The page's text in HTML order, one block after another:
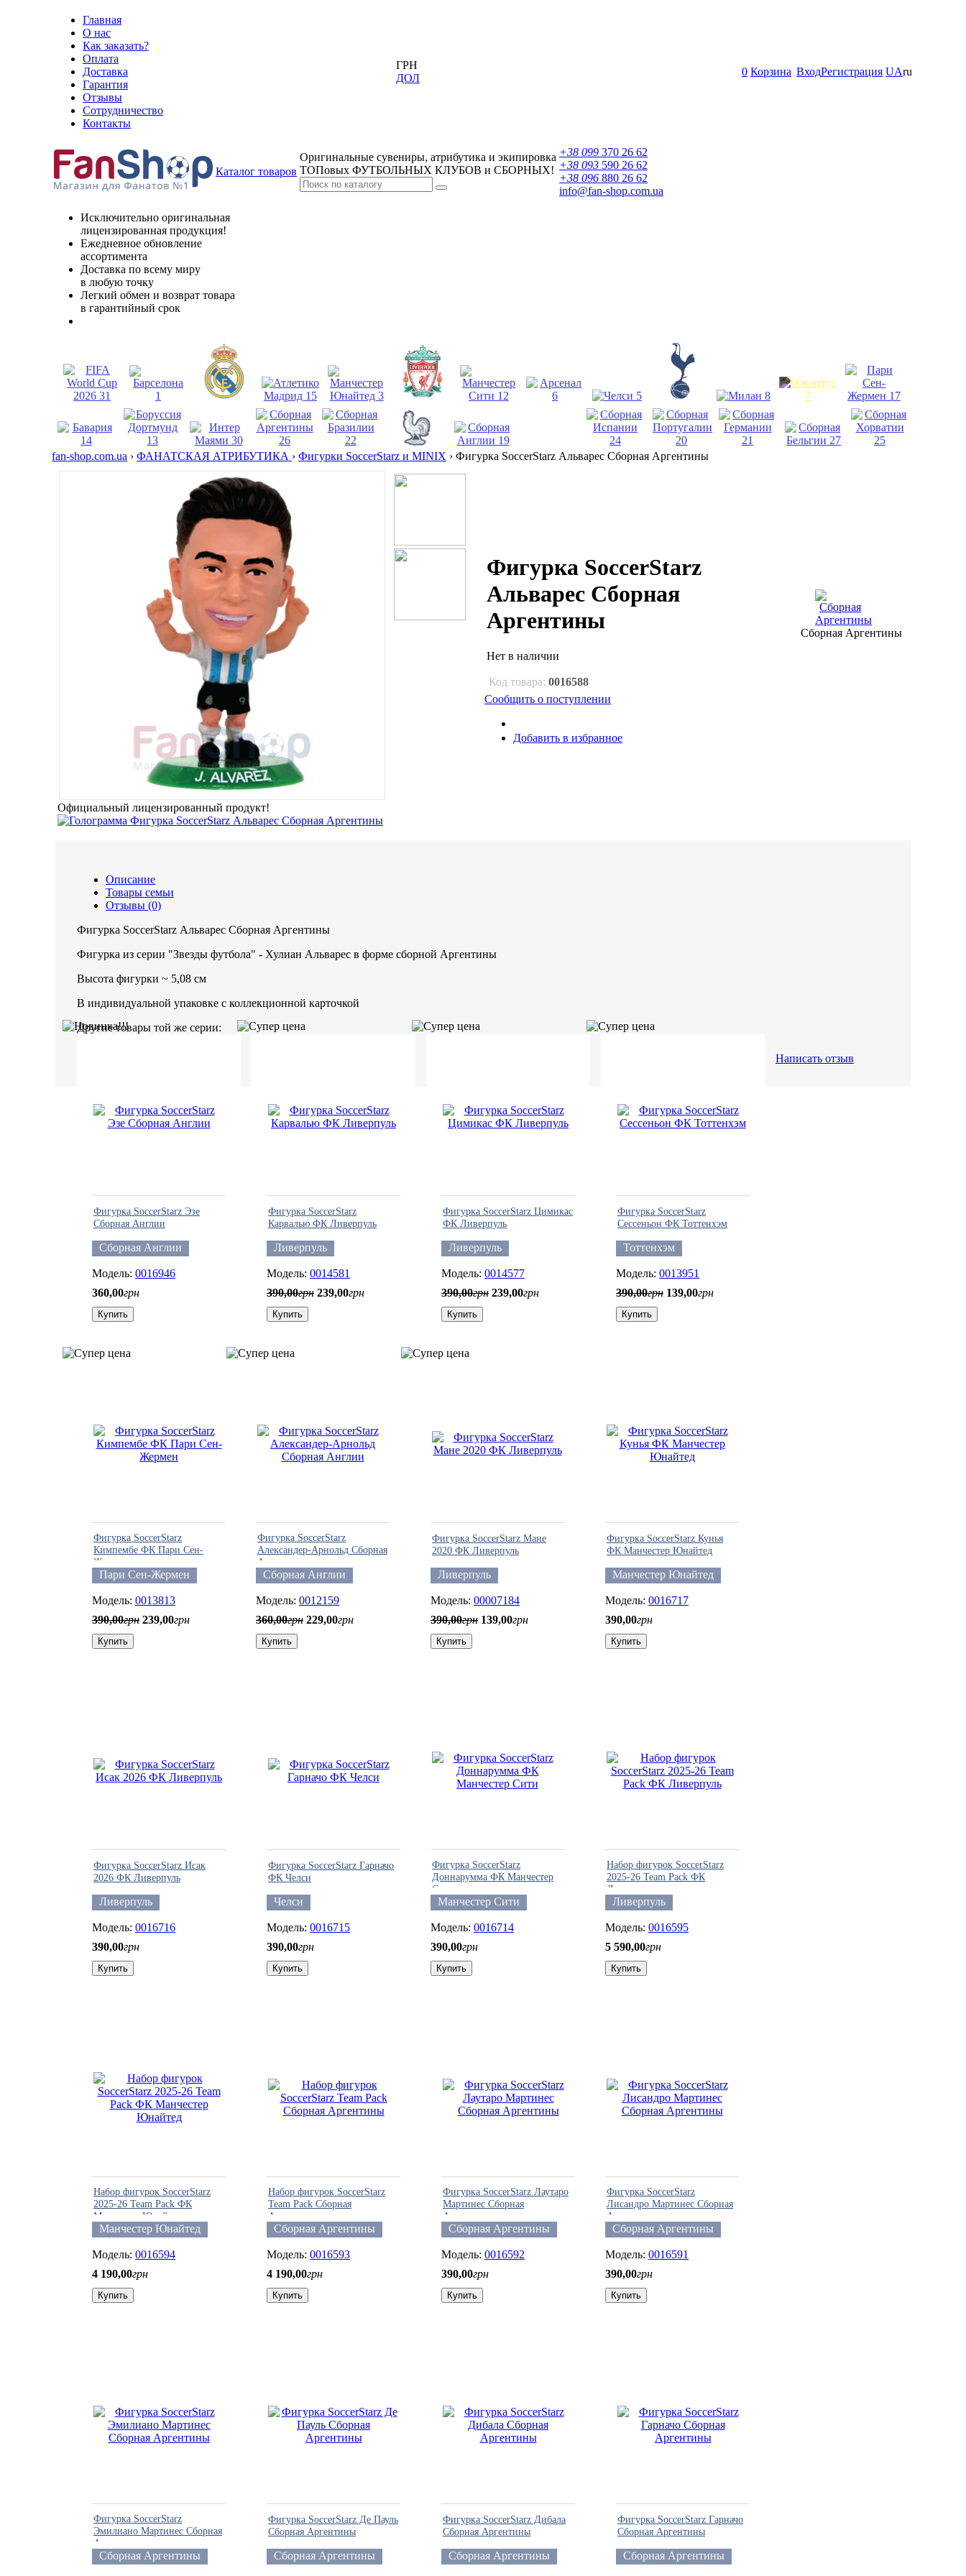
Главная
О нас
Как заказать?
Оплата
Доставка
Гарантия
Отзывы
Сотрудничество
Контакты
ГРН
ДОЛ
0 Корзина ВходРегистрация UAru
Каталог товаров
Оригинальные сувениры, атрибутика и экипировка
ТОПовых ФУТБОЛЬНЫХ КЛУБОВ и СБОРНЫХ!
+38 099 370 26 62
+38 093 590 26 62
+38 096 880 26 62
info@fan-shop.com.ua
Исключительно оригинальная
лицензированная продукция!
Ежедневное обновление
ассортимента
Доставка по всему миру
в любую точку
Легкий обмен и возврат товара
в гарантийный срок
fan-shop.com.ua › ФАНАТСКАЯ АТРИБУТИКА › Фигурки SoccerStarz и MINIX › Фигурка SoccerStarz Альварес Сборная Аргентины
Официальный лицензированный продукт!
Фигурка SoccerStarz
Альварес Сборная
Аргентины
Нет в наличии
Код товара: 0016588
Сборная Аргентины
Сообщить о поступлении
Добавить в избранное
Описание
Товары семьи
Отзывы (0)
Фигурка SoccerStarz Альварес Сборная Аргентины
Фигурка из серии "Звезды футбола" - Хулиан Альварес в форме сборной Аргентины
Высота фигурки ~ 5,08 см
В индивидуальной упаковке с коллекционной карточкой
Другие товары той же серии:
Фигурка SoccerStarz Эзе
Сборная Англии
Сборная Англии
0016946
360,00грн
Купить
Фигурка SoccerStarz
Карвалью ФК Ливерпуль
Ливерпуль
0014581
390,00грн 239,00грн
Купить
Фигурка SoccerStarz Цимикас
ФК Ливерпуль
Ливерпуль
0014577
390,00грн 239,00грн
Купить
Фигурка SoccerStarz
Сессеньон ФК Тоттенхэм
Тоттенхэм
0013951
390,00грн 139,00грн
Купить
Фигурка SoccerStarz
Кимпембе ФК Пари Сен-
Жермен
Пари Сен-Жермен
0013813
390,00грн 239,00грн
Купить
Фигурка SoccerStarz
Александер-Арнольд Сборная
Англии
Сборная Англии
0012159
360,00грн 229,00грн
Купить
Фигурка SoccerStarz Мане
2020 ФК Ливерпуль
Ливерпуль
00007184
390,00грн 139,00грн
Купить
Фигурка SoccerStarz Кунья
ФК Манчестер Юнайтед
Манчестер Юнайтед
0016717
390,00грн
Купить
Фигурка SoccerStarz Исак
2026 ФК Ливерпуль
Ливерпуль
0016716
390,00грн
Купить
Фигурка SoccerStarz Гарначо
ФК Челси
Челси
0016715
390,00грн
Купить
Фигурка SoccerStarz
Доннарумма ФК Манчестер
Сити
Манчестер Сити
0016714
390,00грн
Купить
Набор фигурок SoccerStarz
2025-26 Team Pack ФК
Ливерпуль
Ливерпуль
0016595
5 590,00грн
Купить
Набор фигурок SoccerStarz
2025-26 Team Pack ФК
Манчестер Юнайтед
Манчестер Юнайтед
0016594
4 190,00грн
Купить
Набор фигурок SoccerStarz
Team Pack Сборная
Аргентины
Сборная Аргентины
0016593
4 190,00грн
Купить
Фигурка SoccerStarz Лаутаро
Мартинес Сборная
Аргентины
Сборная Аргентины
0016592
390,00грн
Купить
Фигурка SoccerStarz
Лисандро Мартинес Сборная
Аргентины
Сборная Аргентины
0016591
390,00грн
Купить
Фигурка SoccerStarz
Эмилиано Мартинес Сборная
Аргентины
Сборная Аргентины
Фигурка SoccerStarz Де Пауль
Сборная Аргентины
Сборная Аргентины
Фигурка SoccerStarz Дибала
Сборная Аргентины
Сборная Аргентины
Фигурка SoccerStarz Гарначо
Сборная Аргентины
Сборная Аргентины
Написать отзыв